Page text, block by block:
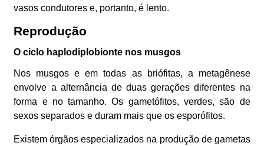
vasos condutores e, portanto, é lento.
Reprodução
O ciclo haplodiplobionte nos musgos
Nos musgos e em todas as briófitas, a metagênese
envolve a alternância de duas gerações diferentes na
forma e no tamanho. Os gametófitos, verdes, são de
sexos separados e duram mais que os esporófitos.
Existem órgãos especializados na produção de gametas